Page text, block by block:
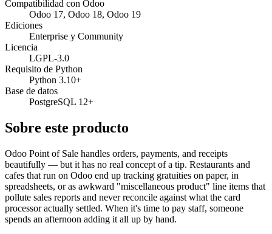
Compatibilidad con Odoo
Odoo 17, Odoo 18, Odoo 19
Ediciones
Enterprise y Community
Licencia
LGPL-3.0
Requisito de Python
Python 3.10+
Base de datos
PostgreSQL 12+
Sobre este producto
Odoo Point of Sale handles orders, payments, and receipts
beautifully — but it has no real concept of a tip. Restaurants and
cafes that run on Odoo end up tracking gratuities on paper, in
spreadsheets, or as awkward "miscellaneous product" line items that
pollute sales reports and never reconcile against what the card
processor actually settled. When it's time to pay staff, someone
spends an afternoon adding it all up by hand.